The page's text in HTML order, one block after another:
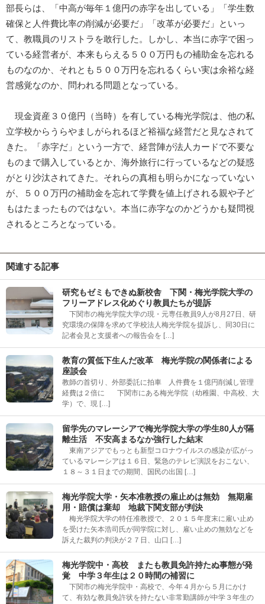
部長らは、「中高が毎年１億円の赤字を出している」「学生数
確保と人件費比率の削減が必要だ」「改革が必要だ」といっ
て、教職員のリストラを敢行した。しかし、本当に赤字で困っ
ている経営者が、本来もらえる５００万円もの補助金を忘れる
ものなのか、それとも５００万円を忘れるくらい実は余裕な経
営感覚なのか、問われる問題となっている。
現金資産３０億円（当時）を有している梅光学院は、他の私
立学校からうらやましがられるほど裕福な経営だと見なされて
きた。「赤字だ」という一方で、経営陣が法人カードで不要な
ものまで購入しているとか、海外旅行に行っているなどの疑惑
がとり沙汰されてきた。それらの真相も明らかになっていない
が、５００万円の補助金を忘れて学費を値上げされる親や子ど
もはたまったものではない。本当に赤字なのかどうかも疑問視
されるところとなっている。
関連する記事
研究もゼミもできぬ新校舎 下関・梅光学院大学の
フリーアドレス化めぐり教員たちが提訴
下関市の梅光学院大学の現・元専任教員9人が8月27日、研
究環境の保障を求めて学校法人梅光学院を提訴し、同30日に
記者会見と支援者への報告会を […]
教育の質低下生んだ改革 梅光学院の関係者による
座談会
教師の首切り、外部委託に拍車 人件費を１億円削減し管理
経費は２倍に 下関市にある梅光学院（幼稚園、中高校、大
学）で、現 […]
留学先のマレーシアで梅光学院大学の学生80人が隔
離生活 不安高まるなか強行した結末
東南アジアでもっとも新型コロナウイルスの感染が広がっ
ているマレーシアは１６日、緊急のテレビ演説をおこない、
１８～３１日までの期間、国民の出国 […]
梅光学院大学・矢本准教授の雇止めは無効 無期雇
用・賠償は棄却 地裁下関支部が判決
梅光学院大学の特任准教授で、２０１５年度末に雇い止め
を受けた矢本浩司氏が同学院に対し、雇い止めの無効などを
訴えた裁判の判決が２７日、山口 […]
梅光学院中・高校 またも教員免許持たぬ事態が発
覚 中学３年生は２０時間の補習に
下関市の梅光学院中・高校で、今年４月から５月にかけ
て、有効な教員免許状を持たない非常勤講師が中学３年生の